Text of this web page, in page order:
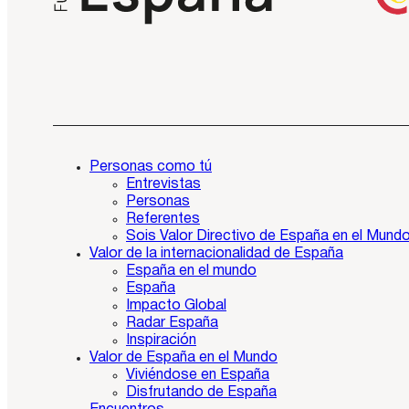
Personas como tú
Entrevistas
Personas
Referentes
Sois Valor Directivo de España en el
Valor de la internacionalidad de España
España en el mundo
España
Impacto Global
Radar España
Inspiración
Valor de España en el Mundo
Viviéndose en España
Disfrutando de España